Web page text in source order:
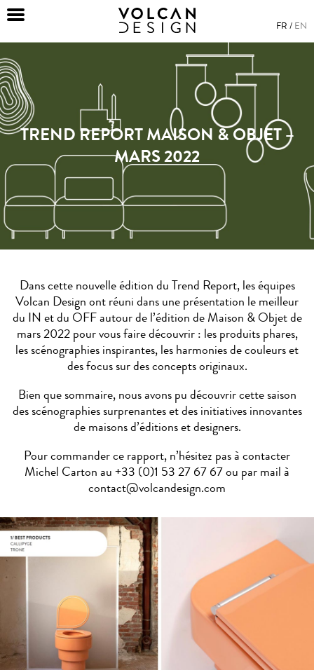
FR EN
TREND REPORT MAISON & OBJET –
MARS 2022
Dans cette nouvelle édition du Trend Report, les équipes
Volcan Design ont réuni dans une présentation le meilleur
du IN et du OFF autour de l’édition de Maison & Objet de
mars 2022 pour vous faire découvrir : les produits phares,
les scénographies inspirantes, les harmonies de couleurs et
des focus sur des concepts originaux.
Bien que sommaire, nous avons pu découvrir cette saison
des scénographies surprenantes et des initiatives innovantes
de maisons d’éditions et designers.
Pour commander ce rapport, n’hésitez pas à contacter
Michel Carton au +33 (0)1 53 27 67 67 ou par mail à
contact@volcandesign.com